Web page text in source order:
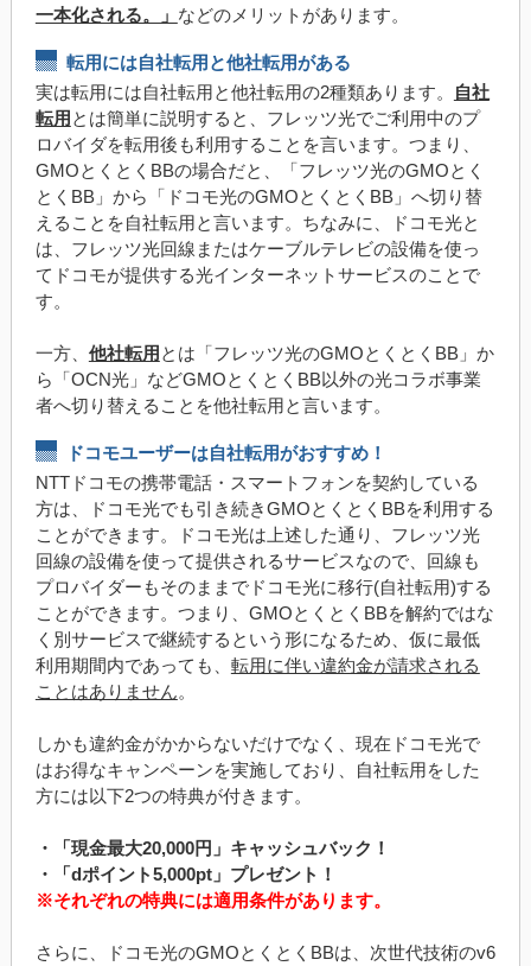
一本化される。」 などのメリットがあります。
転用には自社転用と他社転用がある
実は転用には自社転用と他社転用の2種類あります。
自社
転用 とは簡単に説明すると、フレッツ光でご利用中のプ
ロバイダを転用後も利用することを言います。つまり、
GMOとくとくBBの場合だと、「フレッツ光のGMOとく
とくBB」から「ドコモ光のGMOとくとくBB」へ切り替
えることを自社転用と言います。ちなみに、ドコモ光と
は、フレッツ光回線またはケーブルテレビの設備を使っ
てドコモが提供する光インターネットサービスのことで
す。
一方、 他社転用 とは「フレッツ光のGMOとくとくBB」か
ら「OCN光」などGMOとくとくBB以外の光コラボ事業
者へ切り替えることを他社転用と言います。
ドコモユーザーは自社転用がおすすめ！
NTTドコモの携帯電話・スマートフォンを契約している
方は、ドコモ光でも引き続きGMOとくとくBBを利用する
ことができます。ドコモ光は上述した通り、フレッツ光
回線の設備を使って提供されるサービスなので、回線も
プロバイダーもそのままでドコモ光に移行(自社転用)する
ことができます。つまり、GMOとくとくBBを解約ではな
く別サービスで継続するという形になるため、仮に最低
利用期間内であっても、 転用に伴い違約金が請求される
ことはありません。
しかも違約金がかからないだけでなく、現在ドコモ光で
はお得なキャンペーンを実施しており、自社転用をした
方には以下2つの特典が付きます。
・「現金最大20,000円」キャッシュバック！
・「dポイント5,000pt」プレゼント！
※それぞれの特典には適用条件があります。
さらに、ドコモ光のGMOとくとくBBは、次世代技術のv6